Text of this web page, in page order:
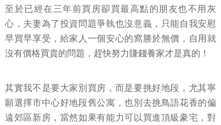
至於已經在三年前買房卻買最高點的朋友也不用灰
心，夫妻為了投資問題爭執也沒意義，只能自我安慰
早買早享受，給家人一個安心的窩勝於無價，自用就
沒有價格買貴的問題，趕快努力賺錢養家才是真的！
其實我不是要大家別買房，而是要挑好地段，尤其寧
願選擇市中心好地段舊公寓，也別去挑鳥語花香的偏
遠郊區新房，當然如果有能力可以買進頂級豪宅，對